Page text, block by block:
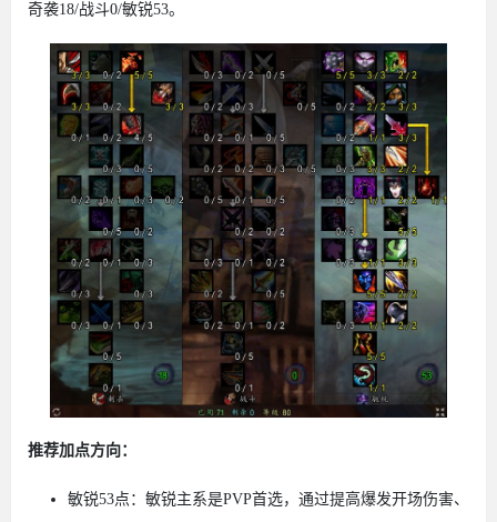
奇袭18/战斗0/敏锐53。
推荐加点方向：
敏锐53点：敏锐主系是PVP首选，通过提高爆发开场伤害、